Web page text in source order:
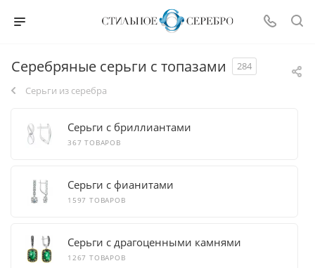
Серебряные серьги с топазами
284
Серьги из серебра
Серьги с бриллиантами
367 ТОВАРОВ
Серьги с фианитами
1597 ТОВАРОВ
Серьги с драгоценными камнями
1267 ТОВАРОВ